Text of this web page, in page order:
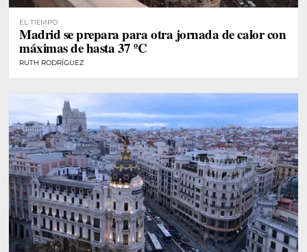
EL TIEMPO
Madrid se prepara para otra jornada de calor con
máximas de hasta 37 ºC
RUTH RODRÍGUEZ